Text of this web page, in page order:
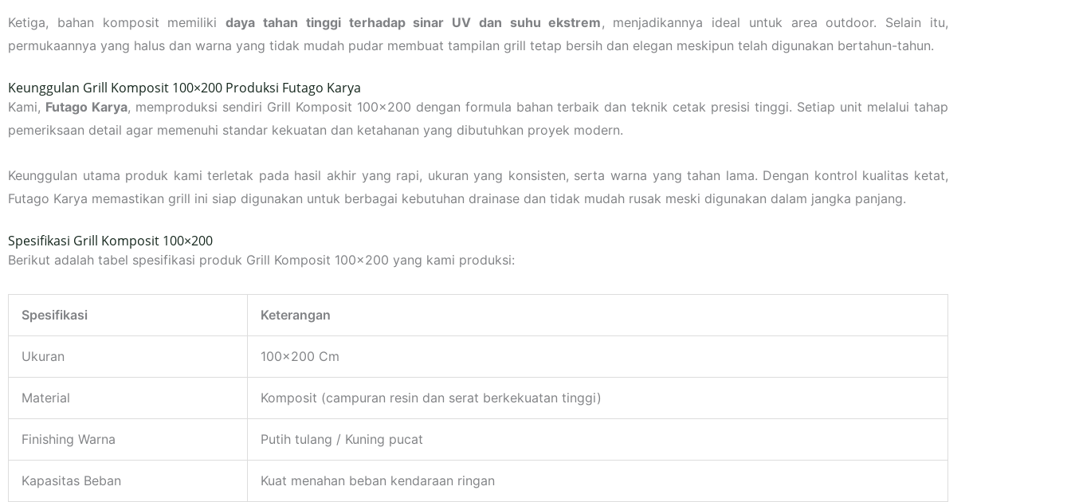
Ketiga, bahan komposit memilikidaya tahan tinggi terhadap sinar UV dan suhu ekstrem, menjadikannya ideal untuk area outdoor. Selain itu,
permukaannya yang halus dan warna yang tidak mudah pudar membuat tampilan grill tetap bersih dan elegan meskipun telah digunakan bertahun-tahun.
Keunggulan Grill Komposit 100×200 Produksi Futago Karya
Kami, Futago Karya, memproduksi sendiri Grill Komposit 100×200 dengan formula bahan terbaik dan teknik cetak presisi tinggi. Setiap unit melalui tahap
pemeriksaan detail agar memenuhi standar kekuatan dan ketahanan yang dibutuhkan proyek modern.
Keunggulan utama produk kami terletak pada hasil akhir yang rapi, ukuran yang konsisten, serta warna yang tahan lama. Dengan kontrol kualitas ketat,
Futago Karya memastikan grill ini siap digunakan untuk berbagai kebutuhan drainase dan tidak mudah rusak meski digunakan dalam jangka panjang.
Spesifikasi Grill Komposit 100×200
Berikut adalah tabel spesifikasi produk Grill Komposit 100×200 yang kami produksi:
Spesifikasi Keterangan
Ukuran 100×200 Cm
Material Komposit (campuran resin dan serat berkekuatan tinggi)
Finishing Warna Putih tulang / Kuning pucat
Kapasitas Beban Kuat menahan beban kendaraan ringan